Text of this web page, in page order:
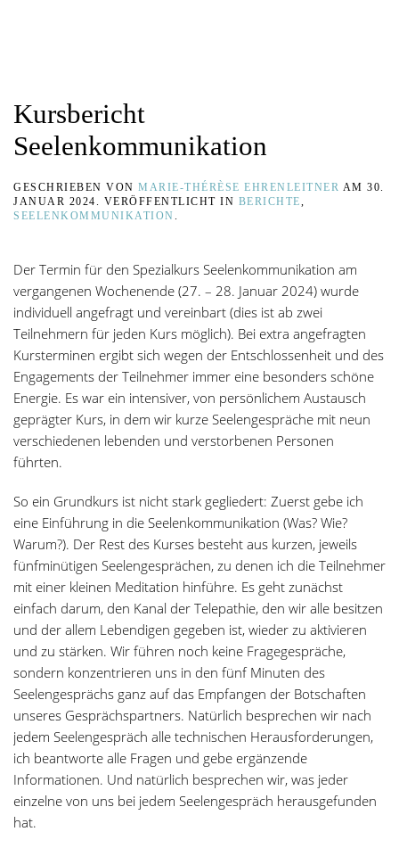
Kursbericht
Seelenkommunikation
GESCHRIEBEN VON MARIE-THÉRÈSE EHRENLEITNER AM 30.
JANUAR 2024 . VERÖFFENTLICHT IN BERICHTE,
SEELENKOMMUNIKATION .
Der Termin für den Spezialkurs Seelenkommunikation am
vergangenen Wochenende (27. – 28. Januar 2024) wurde
individuell angefragt und vereinbart (dies ist ab zwei
Teilnehmern für jeden Kurs möglich). Bei extra angefragten
Kursterminen ergibt sich wegen der Entschlossenheit und des
Engagements der Teilnehmer immer eine besonders schöne
Energie. Es war ein intensiver, von persönlichem Austausch
geprägter Kurs, in dem wir kurze Seelengespräche mit neun
verschiedenen lebenden und verstorbenen Personen
führten.
So ein Grundkurs ist nicht stark gegliedert: Zuerst gebe ich
eine Einführung in die Seelenkommunikation (Was? Wie?
Warum?). Der Rest des Kurses besteht aus kurzen, jeweils
fünfminütigen Seelengesprächen, zu denen ich die Teilnehmer
mit einer kleinen Meditation hinführe. Es geht zunächst
einfach darum, den Kanal der Telepathie, den wir alle besitzen
und der allem Lebendigen gegeben ist, wieder zu aktivieren
und zu stärken. Wir führen noch keine Fragegespräche,
sondern konzentrieren uns in den fünf Minuten des
Seelengesprächs ganz auf das Empfangen der Botschaften
unseres Gesprächspartners. Natürlich besprechen wir nach
jedem Seelengespräch alle technischen Herausforderungen,
ich beantworte alle Fragen und gebe ergänzende
Informationen. Und natürlich besprechen wir, was jeder
einzelne von uns bei jedem Seelengespräch herausgefunden
hat.